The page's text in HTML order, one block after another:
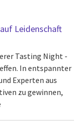
Leidenschaft
Tasting Night -
In entspannter
Experten aus
zu gewinnen,